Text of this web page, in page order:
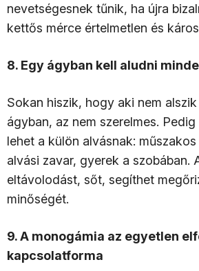
nevetségesnek tűnik, ha újra
kettős mérce értelmetlen és
8. Egy ágyban kell aludni
Sokan hiszik, hogy aki nem
ágyban, az nem szerelmes.
lehet a külön alvásnak:
alvási zavar, gyerek a szobában.
eltávolodást, sőt, segíthet
minőségét.
9. A monogámia az egyetlen
kapcsolatforma